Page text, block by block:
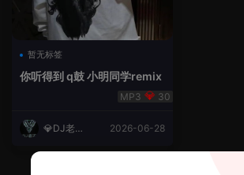
暂无标签
你听得到 q鼓 小明同学remix
30
💎DJ老王
2026-06-28